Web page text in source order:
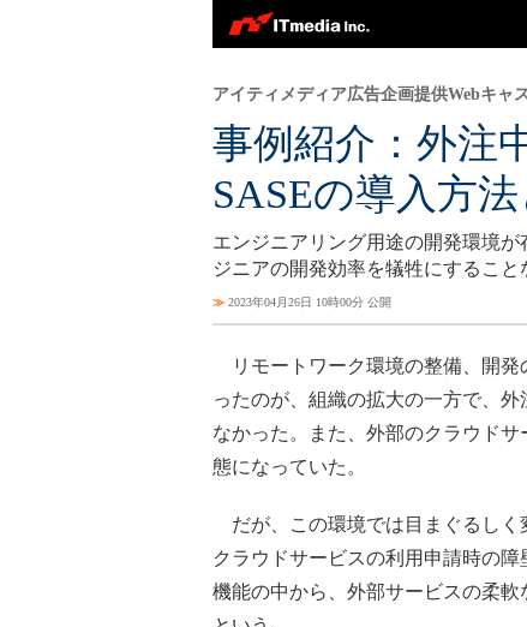
事例紹介：外注
SASEの導入方
アイティメディア広告企画提供Webキャ
エンジニアリング用途の開発環境
ジニアの開発効率を犠牲にするこ
≫ 2023年04月26日 10時00分 公開
リモートワーク環境の整備、開発
ったのが、組織の拡大の一方で、
なかった。また、外部のクラウド
態になっていた。
だが、この環境では目まぐるしく
クラウドサービスの利用申請時の
機能の中から、外部サービスの柔